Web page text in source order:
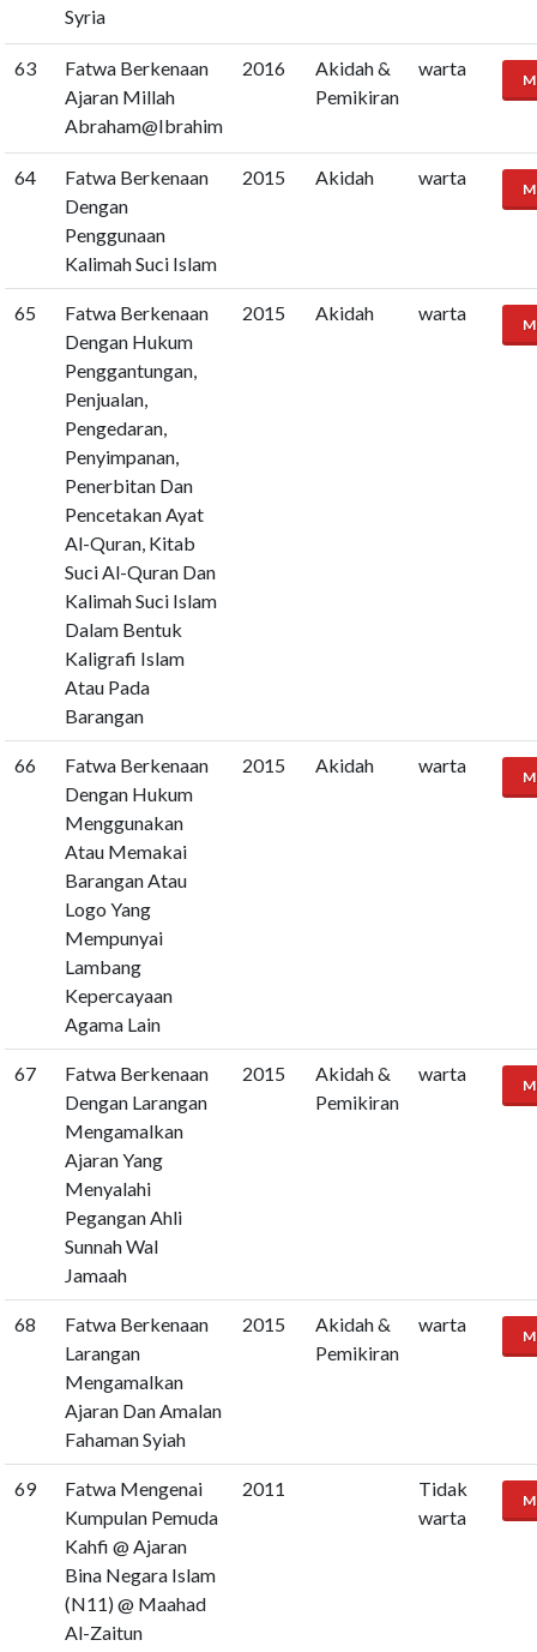
Syria
63
Fatwa Berkenaan
Ajaran Millah
Abraham@Ibrahim
2016
Akidah &
Pemikiran
warta
64
Fatwa Berkenaan
Dengan
Penggunaan
Kalimah Suci Islam
2015 Akidah warta
65
Fatwa Berkenaan
Dengan Hukum
Penggantungan,
Penjualan,
Pengedaran,
Penyimpanan,
Penerbitan Dan
Pencetakan Ayat
Al-Quran, Kitab
Suci Al-Quran Dan
Kalimah Suci Islam
Dalam Bentuk
Kaligrafi Islam
Atau Pada
Barangan
2015 Akidah warta
66
Fatwa Berkenaan
Dengan Hukum
Menggunakan
Atau Memakai
Barangan Atau
Logo Yang
Mempunyai
Lambang
Kepercayaan
Agama Lain
2015 Akidah warta
67
Fatwa Berkenaan
Dengan Larangan
Mengamalkan
Ajaran Yang
Menyalahi
Pegangan Ahli
Sunnah Wal
Jamaah
2015
Akidah &
Pemikiran
warta
68
Fatwa Berkenaan
Larangan
Mengamalkan
Ajaran Dan Amalan
Fahaman Syiah
2015
Akidah &
Pemikiran
warta
69
Fatwa Mengenai
Kumpulan Pemuda
Kahfi @ Ajaran
Bina Negara Islam
(N11) @ Maahad
Al-Zaitun
2011
Tidak
warta